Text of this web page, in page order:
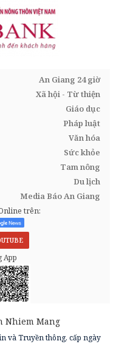
An Giang 24 giờ
Xã hội - Từ thiện
Giáo dục
Pháp luật
Văn hóa
Sức khỏe
Tam nông
Du lịch
Media Báo An Giang
trên:
App
và Truyền thông, cấp ngày